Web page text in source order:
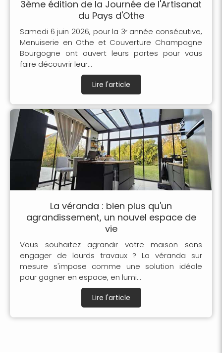
3ème édition de la Journée de l'Artisanat
du Pays d'Othe
Samedi 6 juin 2026, pour la 3ᵉ année consécutive,
Menuiserie en Othe et Couverture Champagne
Bourgogne ont ouvert leurs portes pour vous
faire découvrir leur...
Lire l'article
La véranda : bien plus qu'un
agrandissement, un nouvel espace de
vie
Vous souhaitez agrandir votre maison sans
engager de lourds travaux ? La véranda sur
mesure s'impose comme une solution idéale
pour gagner en espace, en lumi...
Lire l'article